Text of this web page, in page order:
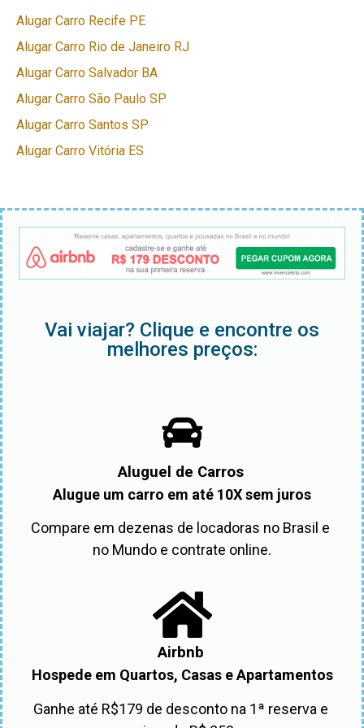
Alugar Carro Recife PE
Alugar Carro Rio de Janeiro RJ
Alugar Carro Salvador BA
Alugar Carro São Paulo SP
Alugar Carro Santos SP
Alugar Carro Vitória ES
Vai viajar? Clique e encontre os
melhores preços:
Aluguel de Carros
Alugue um carro em até 10X sem juros
Compare em dezenas de locadoras no Brasil e
no Mundo e contrate online.
Airbnb
Hospede em Quartos, Casas e Apartamentos
Ganhe até R$179 de desconto na 1ª reserva e